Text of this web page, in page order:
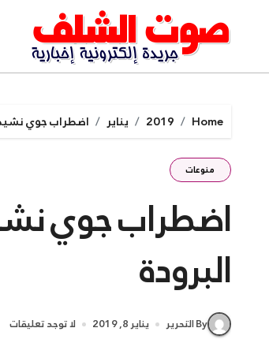
content
Home
2019 يناير اضطراب جوي
منوعات
اضطراب جوي
البرودة
By التحرير يناير 8, 2019 لا توجد تعليقات